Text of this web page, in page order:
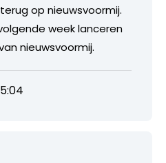
op nieuwsvoormij.
week lanceren
nieuwsvoormij.